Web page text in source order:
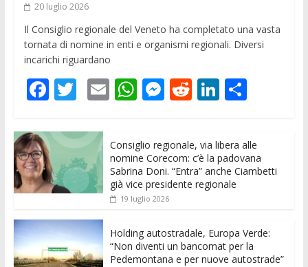
20 luglio 2026
Il Consiglio regionale del Veneto ha completato una vasta
tornata di nomine in enti e organismi regionali. Diversi
incarichi riguardano
F
e
b
o
o
k
T
itt
er
E
l
W
at
s
A
p
M
e
n
g
R
di
t
Li
k
e
dI
C
n
di
vi
Consiglio regionale, via libera alle
nomine Corecom: c’è la padovana
Sabrina Doni. “Entra” anche Ciambetti
già vice presidente regionale
19 luglio 2026
Holding autostradale, Europa Verde:
“Non diventi un bancomat per la
Pedemontana e per nuove autostrade”